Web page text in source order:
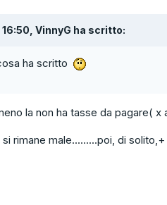
16:50, VinnyG ha scritto:
ha scritto
la non ha tasse da pagare( x
rimane male.........poi, di